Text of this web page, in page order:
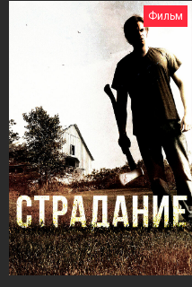
Фильм